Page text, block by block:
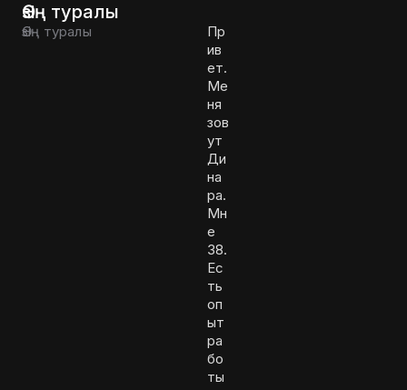
Өзің туралы
Өзің туралы
Пр
ив
ет.
Ме
ня
зов
ут
Ди
на
ра.
Мн
е
38.
Ес
ть
оп
ыт
ра
бо
ты